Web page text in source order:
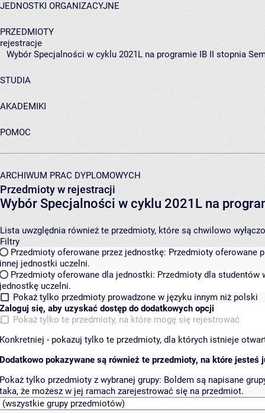
JEDNOSTKI ORGANIZACYJNE
PRZEDMIOTY
rejestracje
Wybór Specjalności w cyklu 2021L na programie IB II stopnia
STUDIA
AKADEMIKI
POMOC
ARCHIWUM PRAC DYPLOMOWYCH
Przedmioty w rejestracji
Wybór Specjalności w cyklu 2021L na
Lista uwzględnia również te przedmioty, które są chwilowo
Filtry
Przedmioty oferowane przez jednostkę: Przedmioty oferowane
innej jednostki uczelni.
Przedmioty oferowane dla jednostki: Przedmioty dla studentów
jednostkę uczelni.
Pokaż tylko przedmioty prowadzone w języku innym niż polski
Zaloguj się, aby uzyskać dostęp do dodatkowych opcji
Pokaż tylko te przedmioty, na które mogę się rejestrować
Konkretniej - pokazuj tylko te przedmioty, dla których istnieje
Dodatkowo pokazywane są również te przedmioty, na które jesteś
Pokaż tylko przedmioty z wybranej grupy: Boldem są napisane
taka, że możesz w jej ramach zarejestrować się na przedmiot.